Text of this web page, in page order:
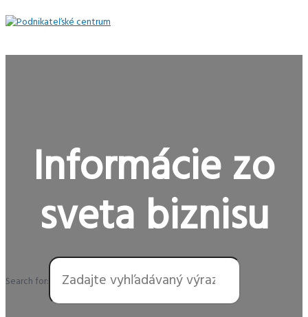
Preskočiť
na
Menu
Informácie zo
sveta biznisu
Search for: